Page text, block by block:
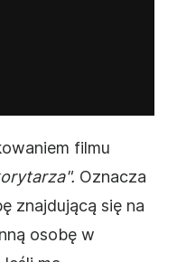
filmu
Oznacza
znajdującą się na
osobę w